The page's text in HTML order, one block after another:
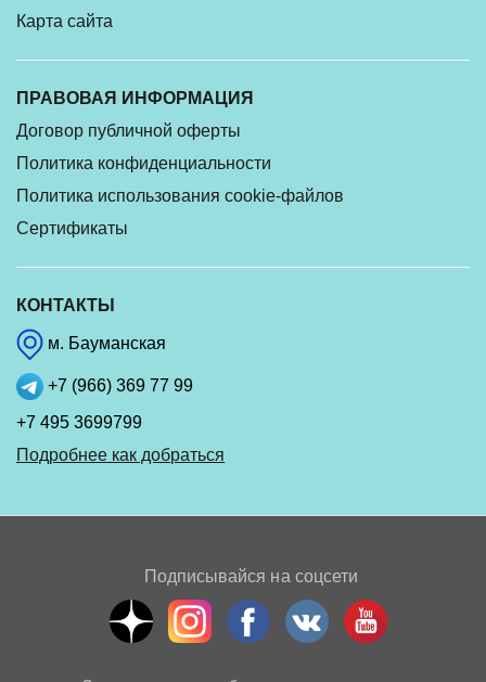
Карта сайта
ПРАВОВАЯ ИНФОРМАЦИЯ
Договор публичной оферты
Политика конфиденциальности
Политика использования cookie-файлов
Сертификаты
КОНТАКТЫ
м. Бауманская
+7 (966) 369 77 99
+7 495 3699799
Подробнее как добраться
Подписывайся на соцсети